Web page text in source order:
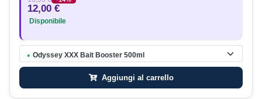
12,00 €
Disponibile
● Odyssey XXX Bait Booster 500ml
Aggiungi al carrello